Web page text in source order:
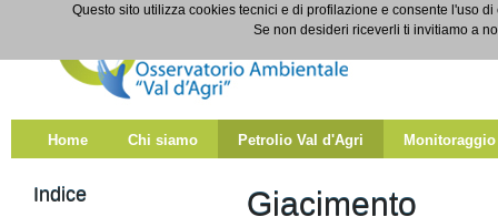
Salta al contenuto
Giacimento
Home Chi siamo Petrolio Val d'Agri Monitoraggio
Indice Giacimento
Questo sito utilizza cookies tecnici e di profilazione e consente l'uso
Se non desideri riceverli ti invitiamo a